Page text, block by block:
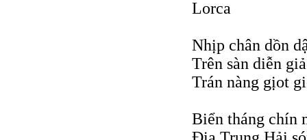
Lorca
Nhịp chân dồn
Trên sàn diễn
Trán nàng gịot
Biển tháng chín